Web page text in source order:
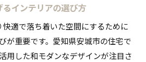
インテリアの選び方
適で落ち着いた空間にするために
が重要です。愛知県安城市の住宅で
用した和モダンなデザインが注目さ